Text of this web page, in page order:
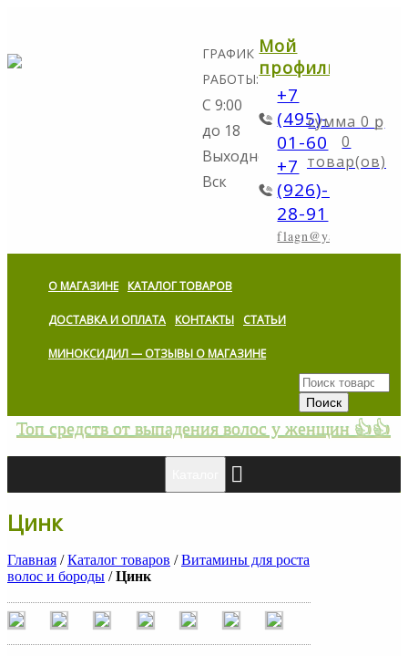
ГРАФИК
РАБОТЫ:
С 9:00
до 18
Выходной:
Вск
Мой
профиль
+7
(495)-298-
01-60
+7
(926)-773-
28-91
flagn@yandex.ru
0 ք
0
товар(ов)
О МАГАЗИНЕ КАТАЛОГ ТОВАРОВ
ДОСТАВКА И ОПЛАТА КОНТАКТЫ СТАТЬИ
МИНОКСИДИЛ — ОТЗЫВЫ О МАГАЗИНЕ
Топ средств от выпадения волос у женщин 👍👍
Цинк
Главная /Каталог товаров /Витамины для роста
волос и бороды /Цинк